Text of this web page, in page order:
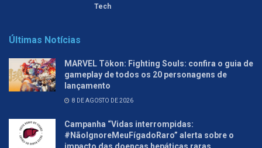
Tech
Últimas Notícias
MARVEL Tōkon: Fighting Souls: confira o guia de
gameplay de todos os 20 personagens de
lançamento
8 DE AGOSTO DE 2026
Campanha “Vidas interrompidas:
#NãoIgnoreMeuFígadoRaro” alerta sobre o